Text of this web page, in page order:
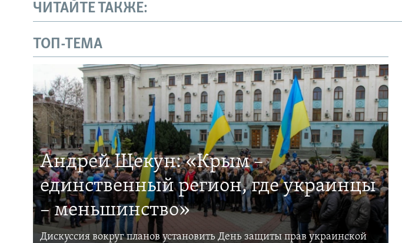
ЧИТАЙТЕ ТАКЖЕ:
ТОП-ТЕМА
Андрей Щекун: «Крым –
единственный регион, где украинцы
– меньшинство»
Дискуссия вокруг планов установить День защиты прав украинской